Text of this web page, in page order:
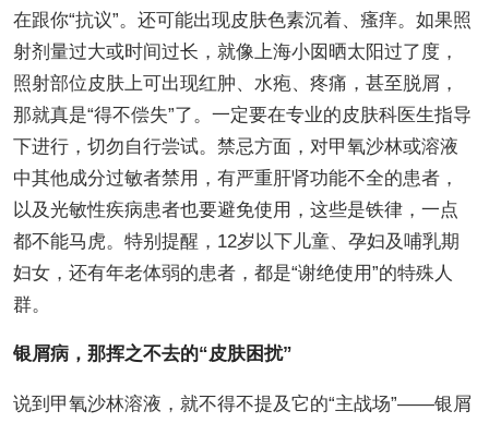
在跟你“抗议”。还可能出现皮肤色素沉着、瘙痒。如果照
射剂量过大或时间过长，就像上海小囡晒太阳过了度，
照射部位皮肤上可出现红肿、水疱、疼痛，甚至脱屑，
那就真是“得不偿失”了。一定要在专业的皮肤科医生指导
下进行，切勿自行尝试。禁忌方面，对甲氧沙林或溶液
中其他成分过敏者禁用，有严重肝肾功能不全的患者，
以及光敏性疾病患者也要避免使用，这些是铁律，一点
都不能马虎。特别提醒，12岁以下儿童、孕妇及哺乳期
妇女，还有年老体弱的患者，都是“谢绝使用”的特殊人
群。
银屑病，那挥之不去的“皮肤困扰”
说到甲氧沙林溶液，就不得不提及它的“主战场”——银屑